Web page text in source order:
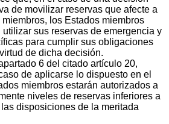
de movilizar reservas que afecte a
los Estados miembros
sus reservas de emergencia y
para cumplir sus obligaciones
de dicha decisión.
6 del citado artículo 20,
de aplicarse lo dispuesto en el
miembros estarán autorizados a
niveles de reservas inferiores a
disposiciones de la meritada